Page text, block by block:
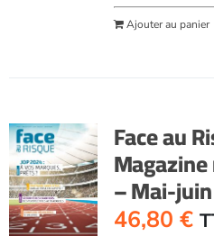
Ajouter au panier
Face au
– Mai-
46,80 €